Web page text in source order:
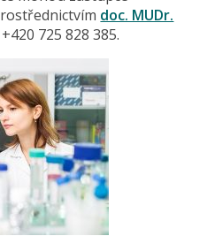
doc. MUDr.
+420 725 828 385.